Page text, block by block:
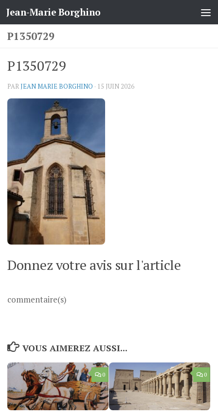
Skip to content
Jean-Marie Borghino
P1350729
P1350729
PARJEAN MARIE BORGHINO · 15 JUIN 2026
Donnez votre avis sur l'article
commentaire(s)
VOUS AIMEREZ AUSSI...
0 0